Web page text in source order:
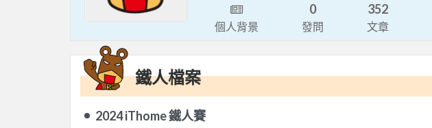
個人背景
0
發問
352
文章
鐵人檔案
2024 iThome 鐵人賽